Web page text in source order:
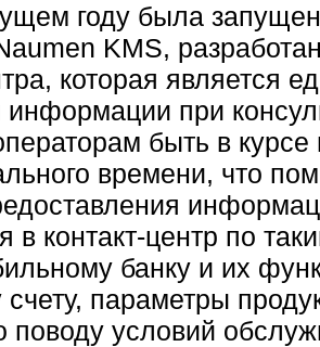
году была
KMS,
которая является
информации при
быть в
времени, что
в контакт-центр по
банку и их
счету, параметры
поводу условий